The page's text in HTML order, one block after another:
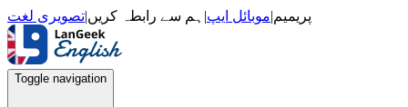
پریمیم|موبائل ایپ| ہم سے رابطہ کریں|تصویری لغت
Toggle navigation